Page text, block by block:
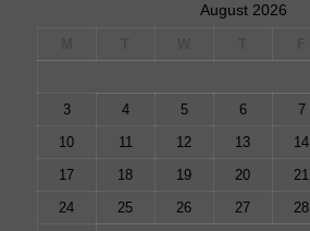
August 2026
3
4 5 6 7
10
11 12 13 14
17
18 19 20 21
24
25 26 27 28